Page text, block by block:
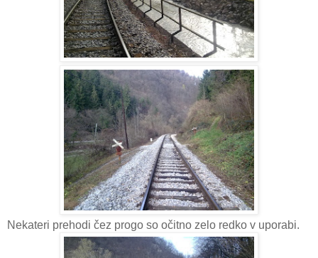
Nekateri prehodi čez progo so očitno zelo redko v uporabi.